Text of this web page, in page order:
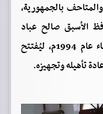
بالجمهورية،
الأسبق صالح عباد
الخولاني، واكتملت المرحلة الأولى من البناء عام 1994م، ليُفتتح